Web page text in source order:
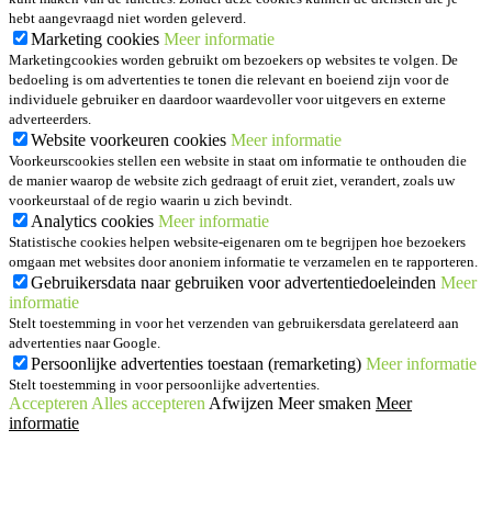
hebt aangevraagd niet worden geleverd.
Marketing cookies Meer informatie
Marketingcookies worden gebruikt om bezoekers op websites te volgen. De
bedoeling is om advertenties te tonen die relevant en boeiend zijn voor de
individuele gebruiker en daardoor waardevoller voor uitgevers en externe
adverteerders.
Website voorkeuren cookies Meer informatie
Voorkeurscookies stellen een website in staat om informatie te onthouden die
de manier waarop de website zich gedraagt of eruit ziet, verandert, zoals uw
voorkeurstaal of de regio waarin u zich bevindt.
Analytics cookies Meer informatie
Statistische cookies helpen website-eigenaren om te begrijpen hoe bezoekers
omgaan met websites door anoniem informatie te verzamelen en te rapporteren.
Gebruikersdata naar gebruiken voor advertentiedoeleinden Meer
informatie
Stelt toestemming in voor het verzenden van gebruikersdata gerelateerd aan
advertenties naar Google.
Persoonlijke advertenties toestaan (remarketing) Meer informatie
Stelt toestemming in voor persoonlijke advertenties.
Accepteren Alles accepteren Afwijzen Meer smaken Meer
informatie